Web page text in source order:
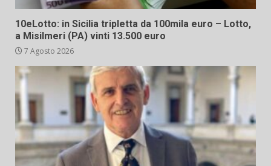
10eLotto: in Sicilia tripletta da 100mila euro – Lotto,
a Misilmeri (PA) vinti 13.500 euro
7 Agosto 2026